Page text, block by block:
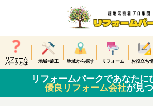
リフォーム
パークとは
地域×施工 地域から探す リフォーム お役立ち
リフォームパークであなたに
優良リフォーム会社が見